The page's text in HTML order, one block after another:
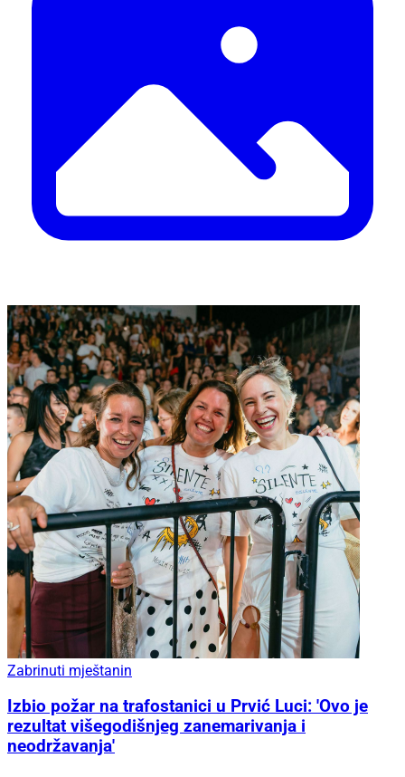
Zabrinuti mještanin
Izbio požar na trafostanici u Prvić Luci: 'Ovo je
rezultat višegodišnjeg zanemarivanja i
neodržavanja'